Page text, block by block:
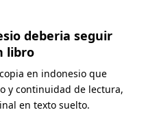
deberia seguir
libro
en indonesio que
y continuidad de lectura,
en texto suelto.